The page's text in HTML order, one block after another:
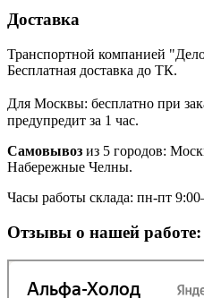
Доставка
Транспортной компанией
Бесплатная доставка до ТК.
Для Москвы: бесплатно при
предупредит за 1 час.
Самовывоз из 5 городов:
Набережные Челны.
Часы работы склада: пн-пт
Отзывы о нашей работе: